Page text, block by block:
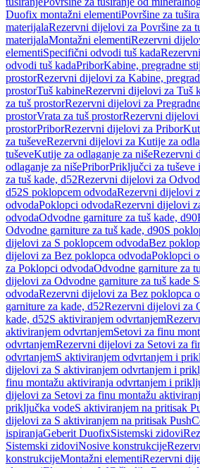
Duofix montažni elementiPovršine za
materijalaRezervni dijelovi za Površine za
materijalaMontažni elementiRezervni
elementiSpecifični odvodi tuš kada
odvodi tuš kadaPriborKabine, pregradne
prostorRezervni dijelovi za Kabine,
prostorTuš kabineRezervni dijelovi za Tuš
za tuš prostorRezervni dijelovi za
prostorVrata za tuš prostorRezervni dijelovi
prostorPriborRezervni dijelovi za Pribor
za tuševeRezervni dijelovi za Kutije za
tuševeKutije za odlaganje za nišeRezervni
odlaganje za nišePriborPriključci za tuševe
za tuš kade, d52Rezervni dijelovi za
d52S poklopcem odvodaRezervni dijelovi
odvodaPoklopci odvodaRezervni dijelovi
odvodaOdvodne garniture za tuš kade, d90
Odvodne garniture za tuš kade, d90S
dijelovi za S poklopcem odvodaBez
dijelovi za Bez poklopca odvodaPoklopci
za Poklopci odvodaOdvodne garniture za
dijelovi za Odvodne garniture za tuš kade
odvodaRezervni dijelovi za Bez poklopca
garniture za kade, d52Rezervni dijelovi za
kade, d52S aktiviranjem odvrtanjem
aktiviranjem odvrtanjemSetovi za finu
odvrtanjemRezervni dijelovi za Setovi za
odvrtanjemS aktiviranjem odvrtanjem i
dijelovi za S aktiviranjem odvrtanjem i
finu montažu aktiviranja odvrtanjem i
dijelovi za Setovi za finu montažu
priključka vodeS aktiviranjem na pritisak
dijelovi za S aktiviranjem na pritisak
ispiranjaGeberit DuofixSistemski zidovi
Sistemski zidoviNosive konstrukcije
konstrukcijeMontažni elementiRezervni